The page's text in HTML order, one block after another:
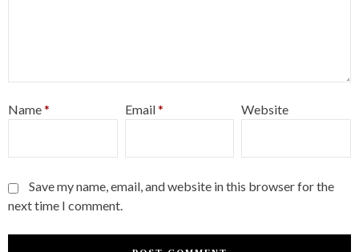
Name* Email* Website
Save my name, email, and website in this browser for the
next time I comment.